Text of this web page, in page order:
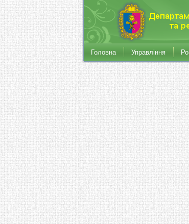
Головна Управління